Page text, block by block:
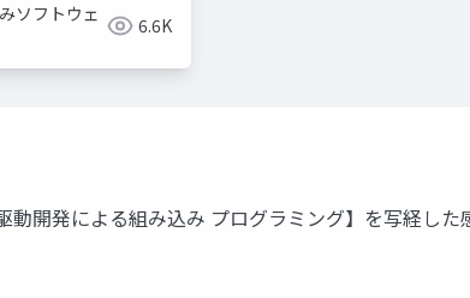
ソフトウェ
6.6K
開発による組み込み プログラミング】を写経し